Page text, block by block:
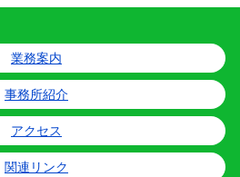
業務案内
事務所紹介
アクセス
関連リンク